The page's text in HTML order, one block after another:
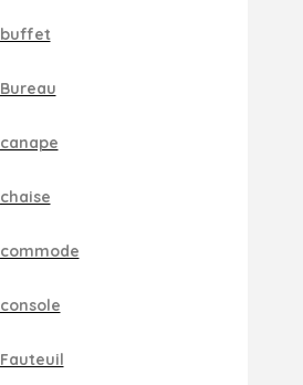
buffet
Bureau
canape
chaise
commode
console
Fauteuil